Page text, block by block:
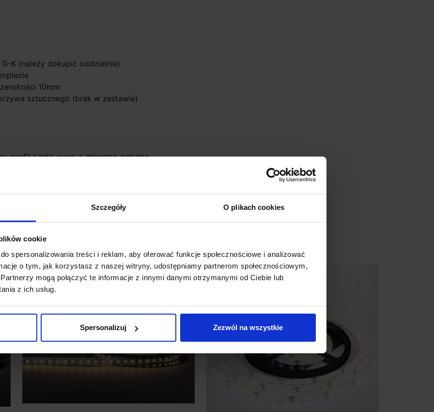
Szczegóły O plikach cookies
cookie
spersonalizowania treści i reklam, aby oferować funkcje społecznościowe i analizować
o tym, jak korzystasz z naszej witryny, udostępniamy partnerom społecznościowym,
mogą połączyć te informacje z innymi danymi otrzymanymi od Ciebie lub
z ich usług.
Spersonalizuj Zezwól na wszystkie
K (należy dokupić oddzielnie)
10mm
sztucznego (brak w zestawie)
profil Lesto wraz z mleczną osłonką